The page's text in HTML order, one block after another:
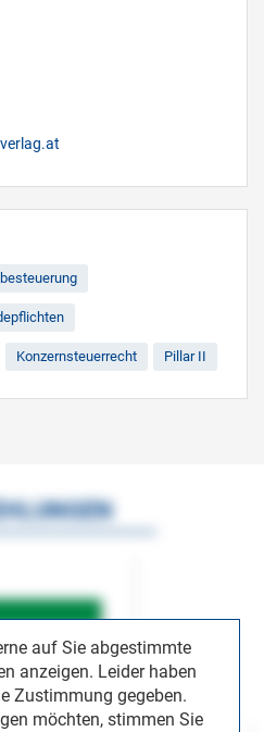
Konzernsteuerrecht Pillar II
auf Sie abgestimmte
anzeigen. Leider haben
Zustimmung gegeben.
möchten, stimmen Sie